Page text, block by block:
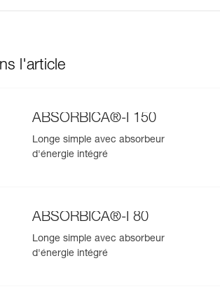
l'article
ABSORBICA®-I 150
Longe simple avec absorbeur
d'énergie intégré
ABSORBICA®-I 80
Longe simple avec absorbeur
d'énergie intégré